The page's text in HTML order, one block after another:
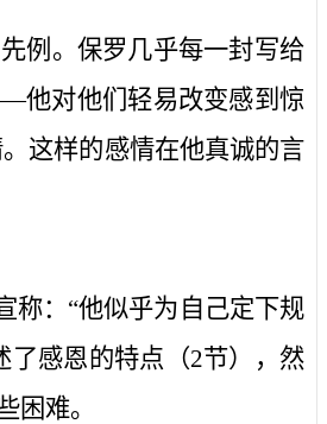
例。保罗几乎每一封写给
他对他们轻易改变感到惊
这样的感情在他真诚的言
称：“他似乎为自己定下规
了感恩的特点（2节），然
困难。